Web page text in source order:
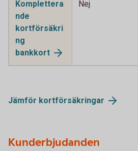
Komplettera
nde
kortförsäkri
ng
bankkort
Nej
Jämför kortförsäkringar
Kunderbjudanden